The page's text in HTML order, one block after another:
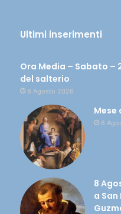
Ultimi inserimenti
Ora Media – Sabato –
del salterio
8 Agosto 2026
Mese
8
8
a